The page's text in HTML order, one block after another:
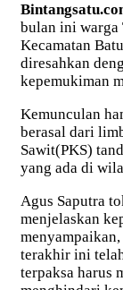
bulan ini warga
Kecamatan
diresahkan
kepemukiman
Kemunculan
berasal dari
Sawit(PKS)
yang ada di
Agus Saputra
menjelaskan
terakhir ini
terpaksa harus